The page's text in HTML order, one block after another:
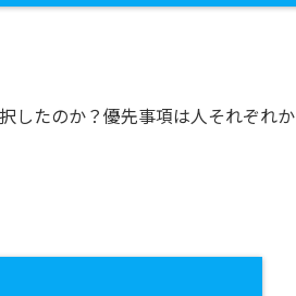
したのか？優先事項は人それぞれか